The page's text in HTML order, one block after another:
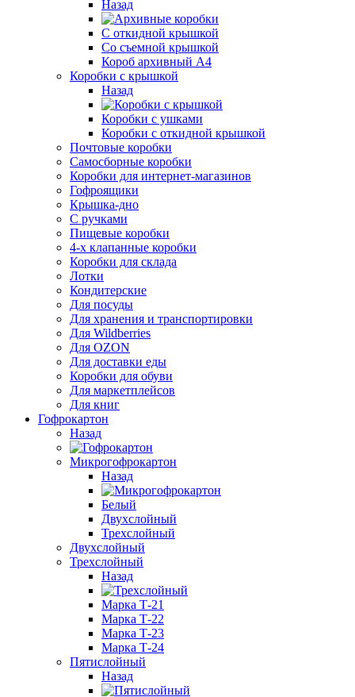
Назад
С откидной крышкой
Со съемной крышкой
Короб архивный А4
Коробки с крышкой
Назад
Коробки с ушками
Коробки с откидной крышкой
Почтовые коробки
Самосборные коробки
Коробки для интернет-магазинов
Гофроящики
Крышка-дно
С ручками
Пищевые коробки
4-х клапанные коробки
Коробки для склада
Лотки
Кондитерские
Для посуды
Для хранения и транспортировки
Для Wildberries
Для OZON
Для доставки еды
Коробки для обуви
Для маркетплейсов
Для книг
Гофрокартон
Назад
Микрогофрокартон
Назад
Белый
Двухслойный
Трехслойный
Двухслойный
Трехслойный
Назад
Марка Т-21
Марка Т-22
Марка Т-23
Марка Т-24
Пятислойный
Назад